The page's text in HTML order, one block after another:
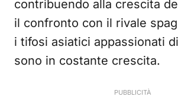
contribuendo alla crescita
il confronto con il rivale
i tifosi asiatici appassionati
sono in costante crescita.